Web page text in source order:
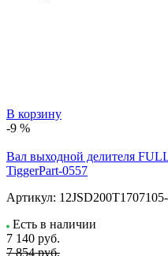
В корзину
-9 %
Вал выходной делителя
TiggerPart-0557
Артикул:
Есть в наличии
7 140 руб.
7 854 руб.